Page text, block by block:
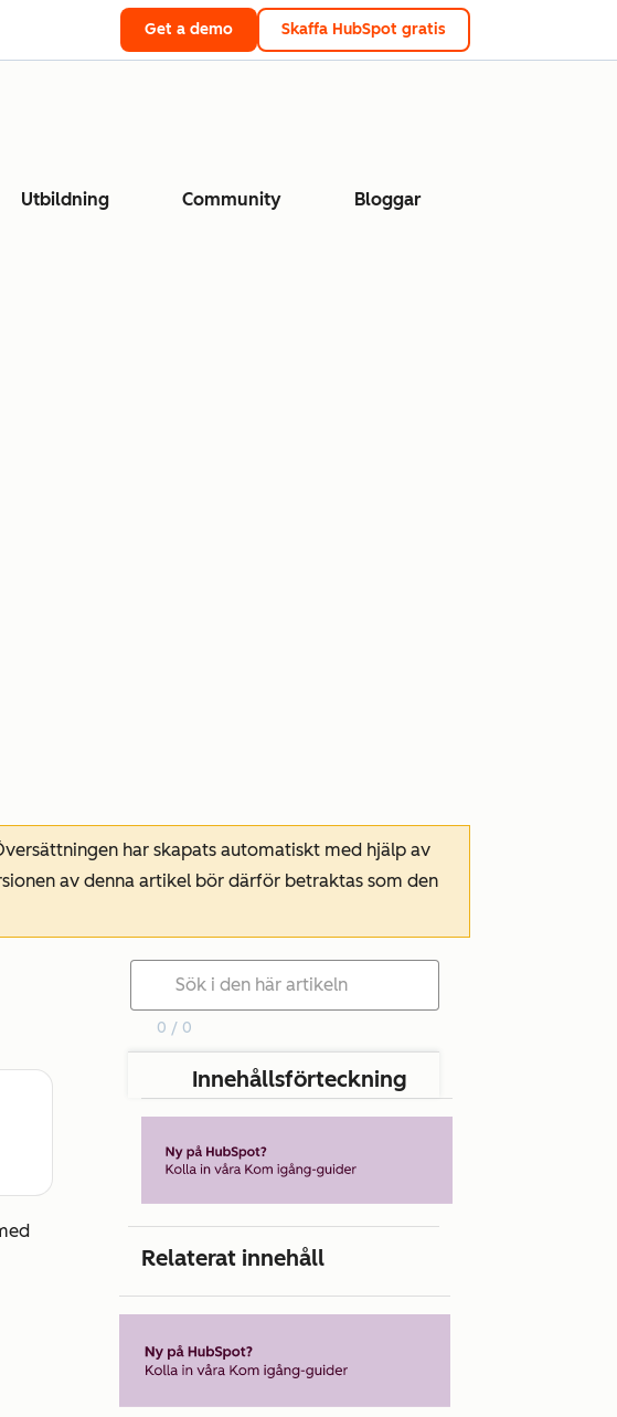
Get a demo Skaffa HubSpot gratis
Utbildning Community Bloggar
har skapats automatiskt med hjälp av
av denna artikel bör därför betraktas som den
0 / 0
Innehållsförteckning
Relaterat innehåll